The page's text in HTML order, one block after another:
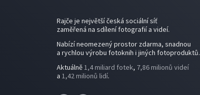
Rajče je největší česká sociální síť
zaměřená na sdílení fotografií a videí.
Nabízí neomezený prostor zdarma, snadnou
a rychlou výrobu fotoknih i jiných fotoproduktů.
Aktuálně1,4 miliard fotek, 7,86 milionů videí
a 1,42 milionů lidí.